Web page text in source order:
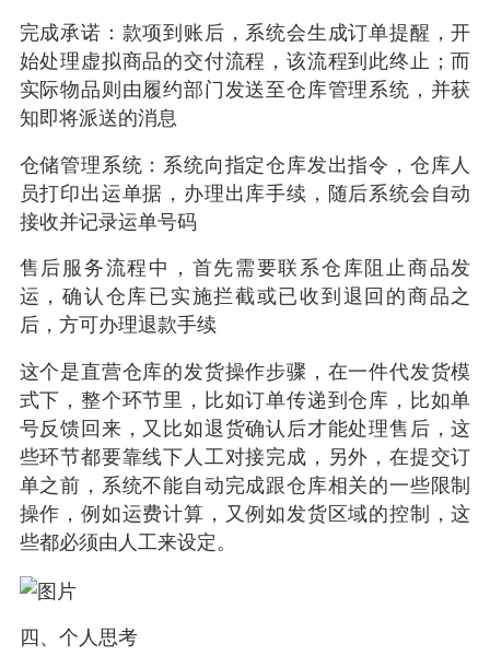
完成承诺：款项到账后，系统会生成订单提醒，开
始处理虚拟商品的交付流程，该流程到此终止；而
实际物品则由履约部门发送至仓库管理系统，并获
知即将派送的消息
仓储管理系统：系统向指定仓库发出指令，仓库人
员打印出运单据，办理出库手续，随后系统会自动
接收并记录运单号码
售后服务流程中，首先需要联系仓库阻止商品发
运，确认仓库已实施拦截或已收到退回的商品之
后，方可办理退款手续
这个是直营仓库的发货操作步骤，在一件代发货模
式下，整个环节里，比如订单传递到仓库，比如单
号反馈回来，又比如退货确认后才能处理售后，这
些环节都要靠线下人工对接完成，另外，在提交订
单之前，系统不能自动完成跟仓库相关的一些限制
操作，例如运费计算，又例如发货区域的控制，这
些都必须由人工来设定。
四、个人思考